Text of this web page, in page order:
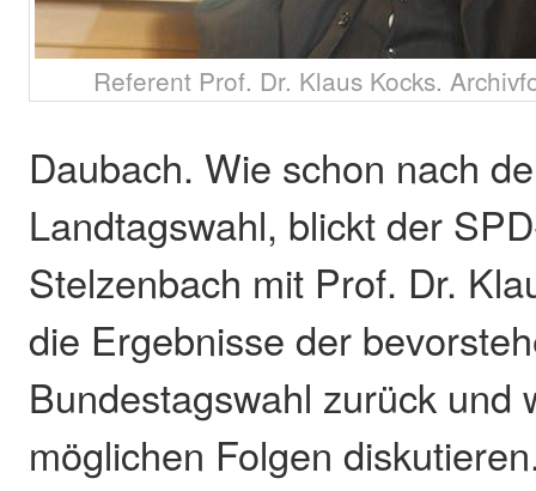
Referent Prof. Dr. Klaus Kocks.
Daubach. Wie schon nach
Landtagswahl, blickt der
Stelzenbach mit Prof. Dr.
die Ergebnisse der
Bundestagswahl zurück und
möglichen Folgen